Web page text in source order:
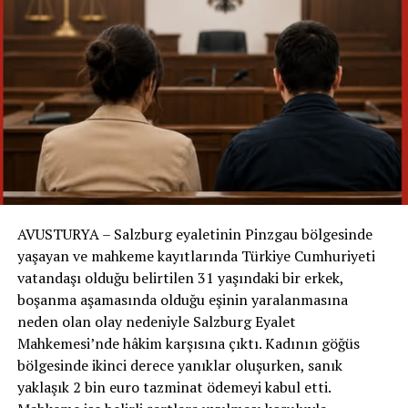
uzaktan dahil oldu.
Aramaya katılan Adam isimli gönüllü, Rene’nin
kendilerini telefon üzerinden yönlendirdiğini anlattı.
Gönüllünün ifadesine göre medyum; tek başına duran
bir çam ağacı, çakıllı yol, kulübe, bariyer ve ardından bir
çalılık gibi belirli noktaları tarif etti.
Gönüllüler: “Tarifleri izledik ve Mario’yu bulduk”
kamerasının açık olduğunu ve Rene ile sürekli bağlantıda
kaldıklarını söyledi. Gönüllülerin anlatımına göre grup,
verilen yönlendirmeleri takip etti ve sonunda Mario’yu
tarif edilen bölgedeki çalılıkların arasında sağ buldu.
Ancak medyumun çocuğun bulunmasındaki rolüne
ilişkin anlatımın aramaya katılan gönüllülerin
ifadelerine dayandığını özellikle belirtmek gerekiyor.
AVUSTURYA – Salzburg eyaletinin Pinzgau bölgesinde
yaşayan ve mahkeme kayıtlarında Türkiye Cumhuriyeti
vatandaşı olduğu belirtilen 31 yaşındaki bir erkek,
boşanma aşamasında olduğu eşinin yaralanmasına
neden olan olay nedeniyle Salzburg Eyalet
Mahkemesi’nde hâkim karşısına çıktı. Kadının göğüs
bölgesinde ikinci derece yanıklar oluşurken, sanık
yaklaşık 2 bin euro tazminat ödemeyi kabul etti.